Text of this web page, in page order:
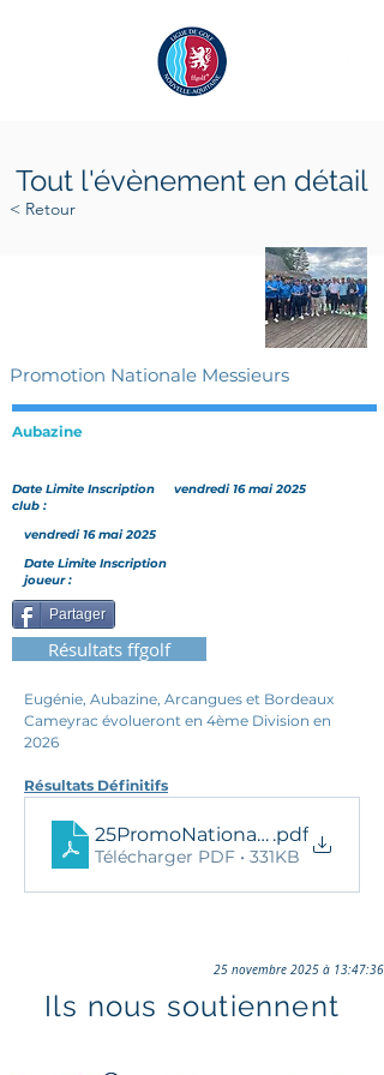
Tout l'évènement en détail
< Retour
Promotion Nationale Messieurs
Aubazine
Date Limite Inscription
club :
vendredi 16 mai 2025
vendredi 16 mai 2025
Date Limite Inscription
joueur :
Partager
Résultats ffgolf
Eugénie, Aubazine, Arcangues et Bordeaux
Cameyrac évolueront en 4ème Division en
2026
Résultats Définitifs
.pdf
Télécharger PDF • 331KB
25 novembre 2025 à 13:47:36
Ils nous soutiennent